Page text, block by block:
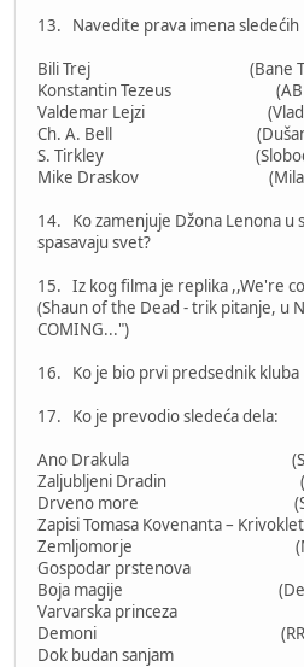
13. Navedite prava imena sledećih
Bili Trej (Bane
Konstantin Tezeus
Valdemar Lejzi (Vlada
Ch. A. Bell (Dušan
S. Tirkley (Slobodan
Mike Draskov (Milan
14. Ko zamenjuje Džona Lenona u
spasavaju svet?
15. Iz kog filma je replika ,,We're
(Shaun of the Dead - trik pitanje, u
COMING...")
16. Ko je bio prvi predsednik kluba
17. Ko je prevodio sledeća dela:
Ano Drakula (Sale
Zaljubljeni Dradin
Drveno more
Zapisi Tomasa Kovenanta –
Zemljomorje (M.
Gospodar prstenova
Boja magije (Dejan
Varvarska princeza
Demoni
Dok budan sanjam